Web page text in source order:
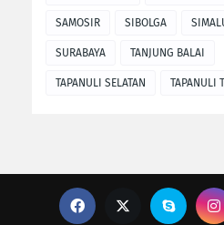
SAMOSIR SIBOLGA
SURABAYA TANJUNG BALAI
TAPANULI SELATAN TAPANULI